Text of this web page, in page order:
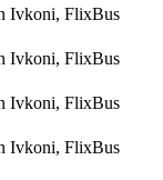
Ivkoni, FlixBus
Ivkoni, FlixBus
Ivkoni, FlixBus
Ivkoni, FlixBus